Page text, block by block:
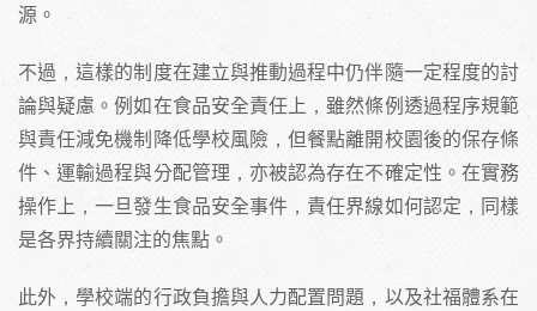
源。
不過，這樣的制度在建立與推動過程中仍伴隨一定程度的討
論與疑慮。例如在食品安全責任上，雖然條例透過程序規範
與責任減免機制降低學校風險，但餐點離開校園後的保存條
件、運輸過程與分配管理，亦被認為存在不確定性。在實務
操作上，一旦發生食品安全事件，責任界線如何認定，同樣
是各界持續關注的焦點。
此外，學校端的行政負擔與人力配置問題，以及社福體系在